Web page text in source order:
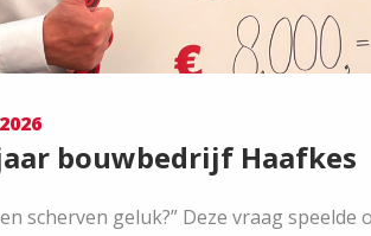
bouwbedrijf Haafkes
scherven geluk?” Deze vraag speelde